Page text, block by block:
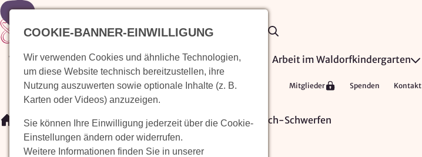
Zur Startseite
Waldorfkindergarten finden Pädagogischer Ansatz Arbeit im Waldorfkindergarten
Mitglieder Spenden Kontakt
Waldorfkindergarten finden /Waldorfkindergarten Zülpich-Schwerfen
COOKIE-BANNER-EINWILLIGUNG
Wir verwenden Cookies und ähnliche Technologien,
um diese Website technisch bereitzustellen, ihre
Nutzung auszuwerten sowie optionale Inhalte (z. B.
Karten oder Videos) anzuzeigen.
Sie können Ihre Einwilligung jederzeit über die Cookie-
Einstellungen ändern oder widerrufen.
Weitere Informationen finden Sie in unserer